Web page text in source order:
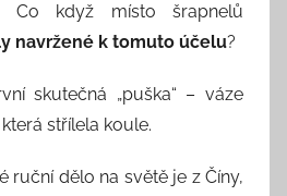
Co když místo šrapnelů
navržené k tomuto účelu?
skutečná „puška“ – váze
střílela koule.
ruční dělo na světě je z Číny,